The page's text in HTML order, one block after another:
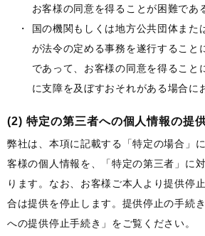
お客様の同意を得ることが困難であ
国の機関もしくは地方公共団体また
が法令の定める事務を遂行すること
であって、お客様の同意を得ること
に支障を及ぼすおそれがある場合に
(2) 特定の第三者への個人情報の提
弊社は、本項に記載する「特定の場合」
客様の個人情報を、「特定の第三者」に
ります。なお、お客様ご本人より提供停
合は提供を停止します。提供停止の手続
への提供停止手続き」をご覧ください。